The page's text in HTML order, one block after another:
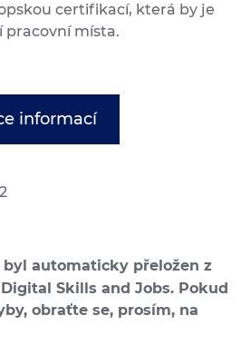
certifikací, která by je
pracovní místa.
informací
byl automaticky přeložen z
Skills and Jobs. Pokud
obraťte se, prosím, na